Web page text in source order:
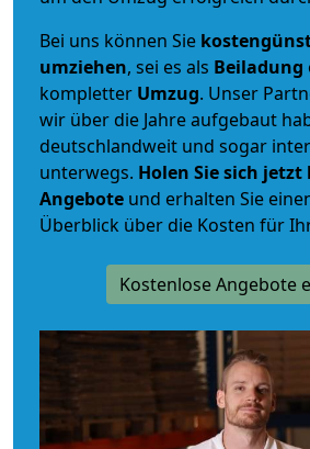
Bei uns können Sie
umziehen, sei es als Beiladung
kompletter Umzug. Unser
wir über die Jahre aufgebaut
deutschlandweit und sogar
unterwegs. Holen Sie sich
Angebote und erhalten Sie
Überblick über die Kosten für
Kostenlose Angebote